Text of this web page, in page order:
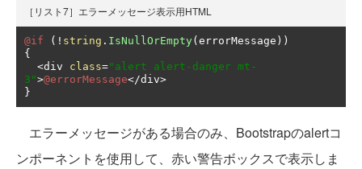
［リスト7］エラーメッセージ表示用HTML
@if (! string . IsNullOrEmpty( errorMessage ))
{
<div class="alert alert-danger mt-
3">@errorMessage</div>
}
エラーメッセージがある場合のみ、Bootstrapのalertコ
ンポーネントを使用して、赤い警告ボックスで表示しま